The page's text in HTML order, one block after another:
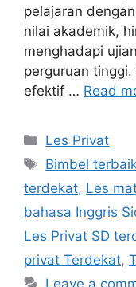
pelajaran
nilai akademik,
menghadapi
perguruan
efektif … Read
Categories
Les Privat
Tags
Bimbel
terdekat, Les
bahasa Inggris
Les Privat SD
privat Terdekat,
Leave a